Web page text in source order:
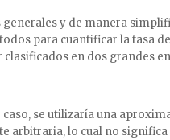
y de manera
para cuantificar la tasa
clasificados en dos grandes
se utilizaría una
arbitraria, lo cual no